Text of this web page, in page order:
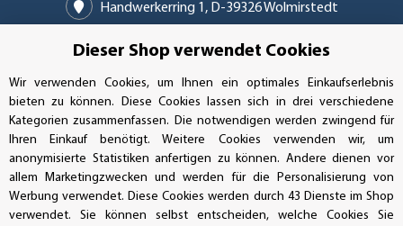
Handwerkerring 1, D-39326 Wolmirstedt
Bestellungen/Support: +49 (0)39-201-28-98-10
Buchhaltung: +49 (0)39-201-28-98-17
info@aufkleberdealer.de
UNSER AFFILIATE-PROGRAMM
Dieser Shop verwendet Cookies
Wir verwenden Cookies, um Ihnen ein optimales Einkaufserlebnis
bieten zu können. Diese Cookies lassen sich in drei verschiedene
Kategorien zusammenfassen. Die notwendigen werden zwingend für
Ihren Einkauf benötigt. Weitere Cookies verwenden wir, um
anonymisierte Statistiken anfertigen zu können. Andere dienen vor
allem Marketingzwecken und werden für die Personalisierung von
Werbung verwendet. Diese Cookies werden durch 43 Dienste im Shop
verwendet. Sie können selbst entscheiden, welche Cookies Sie